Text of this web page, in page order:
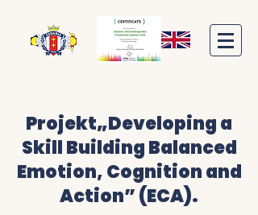
Projekt„Developing a
Skill Building Balanced
Emotion, Cognition and
Action” (ECA).